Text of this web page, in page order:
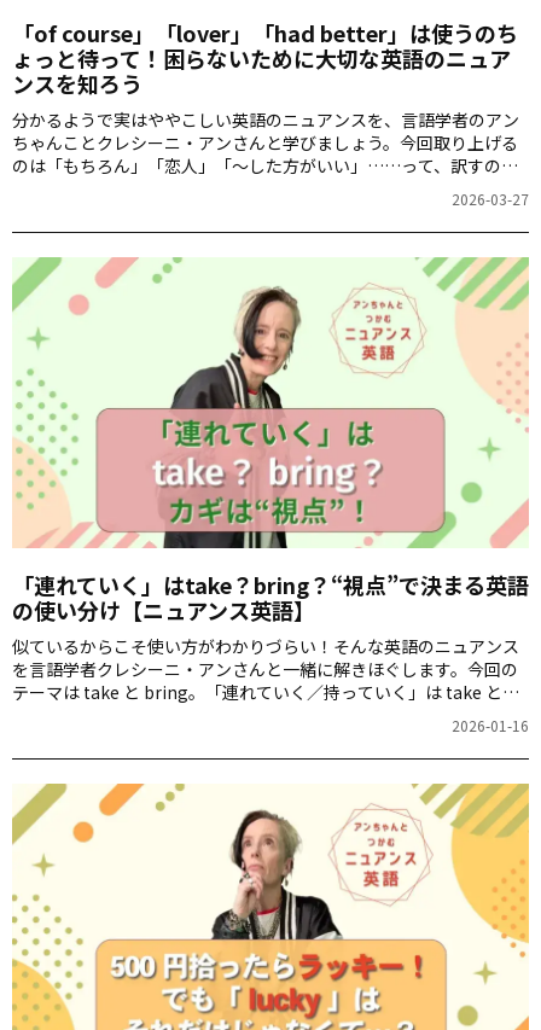
「of course」「lover」「had better」は使うのち
ょっと待って！困らないために大切な英語のニュア
ンスを知ろう
分かるようで実はややこしい英語のニュアンスを、言語学者のアン
ちゃんことクレシーニ・アンさんと学びましょう。今回取り上げる
のは「もちろん」「恋人」「～した方がいい」……って、訳すのは
簡単そうな言葉ですよね。さて、どのように気を付けないといけな
2026-03-27
「連れていく」はtake？bring？“視点”で決まる英語
の使い分け【ニュアンス英語】
似ているからこそ使い方がわかりづらい！そんな英語のニュアンス
を言語学者クレシーニ・アンさんと一緒に解きほぐします。今回の
テーマは take と bring。「連れていく／持っていく」は take と
bring 、どう区別すればいいの？そのカギは“視点”にあるんです。
2026-01-16